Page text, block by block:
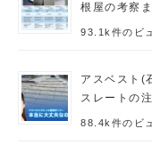
根屋の考察
93.1k件のビ
アスベスト(
スレートの
88.4k件のビ